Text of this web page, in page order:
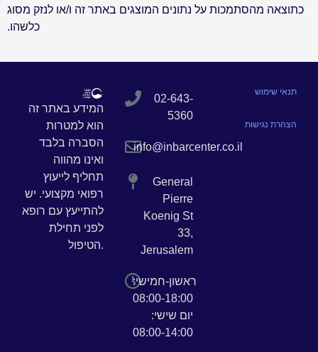
כתוצאה מהסתמכות על נתונים המוצגים באתר זה ו/או לנזק מסוג
כלשהו.
המידע באתר זה
הוא למטרות
הסברה בלבד
ואינו מהווה
תחליף לייעוץ
רפואי מקצועי. יש
להתייעץ עם רופא
לפני תחילת
הטיפול.
02-643-
5360
info@inbarcenter.co.il
General
Pierre
Koenig St
33,
Jerusalem
ראשון-חמישי:
08:00-18:00
יום שישי:
08:00-14:00
תנאי שימוש
הצהרת נגישות